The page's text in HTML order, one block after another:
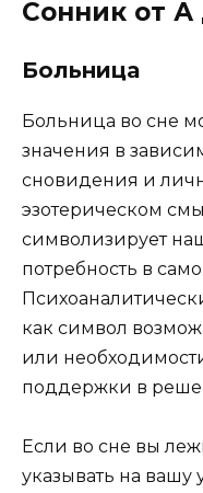
Сонник от А
Больница
Больница во сне
значения в
сновидения и
эзотерическом
символизирует
потребность в
как символ
или
поддержки в
Если во сне вы
указывать на вашу